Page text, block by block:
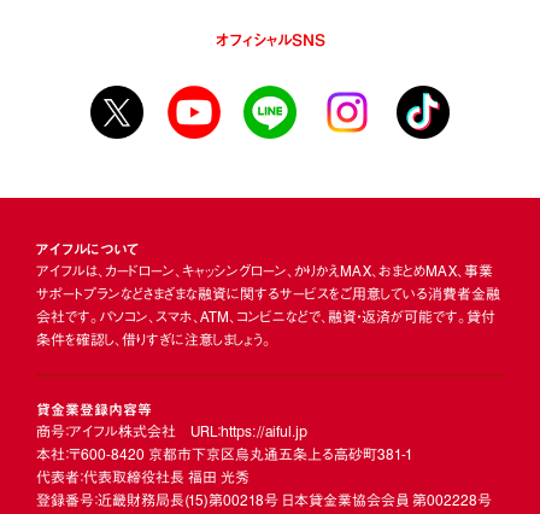
オフィシャルSNS
アイフルについて
アイフルは、カードローン、キャッシングローン、かりかえMAX、おまとめMAX、事業
サポートプランなどさまざまな融資に関するサービスをご用意している消費者金融
会社です。パソコン、スマホ、ATM、コンビニなどで、融資・返済が可能です。貸付
条件を確認し、借りすぎに注意しましょう。
貸金業登録内容等
商号：アイフル株式会社 URL：https://aiful.jp
本社：〒600-8420 京都市下京区烏丸通五条上る高砂町381-1
代表者：代表取締役社長 福田 光秀
登録番号：近畿財務局長(15)第00218号 日本貸金業協会会員 第002228号